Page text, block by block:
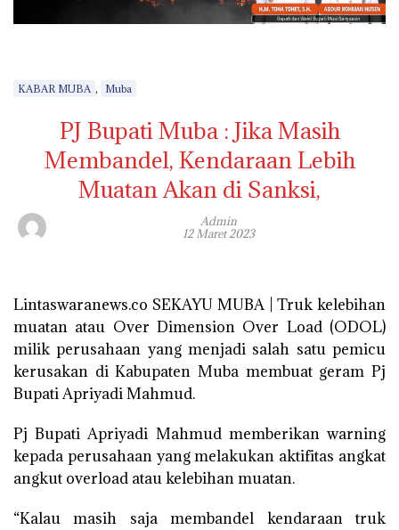
KABAR MUBA , Muba
PJ Bupati Muba : Jika Masih
Membandel, Kendaraan Lebih
Muatan Akan di Sanksi,
Admin
12 Maret 2023
Lintaswaranews.co SEKAYU MUBA | Truk kelebihan
muatan atau Over Dimension Over Load (ODOL)
milik perusahaan yang menjadi salah satu pemicu
kerusakan di Kabupaten Muba membuat geram Pj
Bupati Apriyadi Mahmud.
Pj Bupati Apriyadi Mahmud memberikan warning
kepada perusahaan yang melakukan aktifitas angkat
angkut overload atau kelebihan muatan.
“Kalau masih saja membandel kendaraan truk